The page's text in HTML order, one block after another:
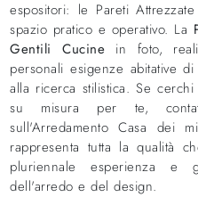
espositori: le Pareti
spazio pratico e operativo. La
Gentili Cucine in foto,
personali esigenze abitative
alla ricerca stilistica. Se
su misura per te,
sull'Arredamento Casa dei
rappresenta tutta la qualità
pluriennale esperienza e
dell'arredo e del design.